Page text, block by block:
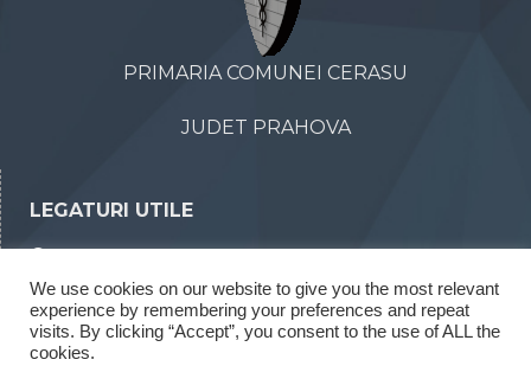
PRIMARIA COMUNEI CERASU
JUDET PRAHOVA
LEGATURI UTILE
Declaratii de interese
Rapoarte legea 52/2003
We use cookies on our website to give you the most relevant
experience by remembering your preferences and repeat
visits. By clicking “Accept”, you consent to the use of ALL the
cookies.